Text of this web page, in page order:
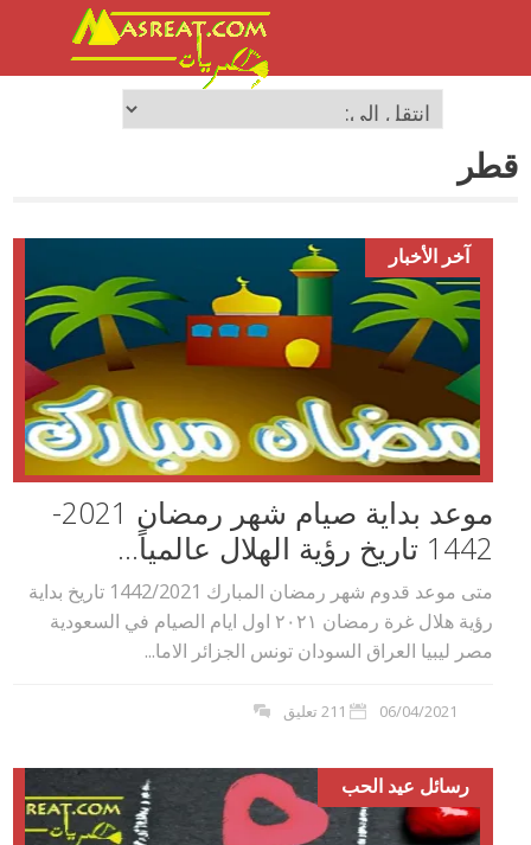
قطر
آخر الأخبار
موعد بداية صيام شهر رمضان 2021-
1442 تاريخ رؤية الهلال عالمياً...
متى موعد قدوم شهر رمضان المبارك 1442/2021 تاريخ بداية
رؤية هلال غرة رمضان ٢٠٢١ اول ايام الصيام في السعودية
مصر ليبيا العراق السودان تونس الجزائر الاما...
06/04/2021 211 تعليق
رسائل عيد الحب